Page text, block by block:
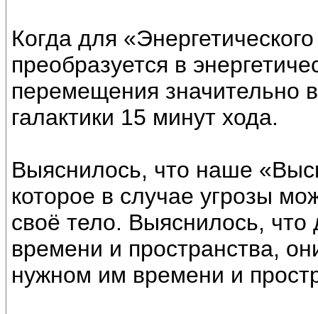
Когда для
преобразуется в
перемещения значительно
галактики 15 минут хода.
Выяснилось, что наше
которое в случае угрозы
своё тело. Выяснилось,
времени и пространства,
нужном им времени и